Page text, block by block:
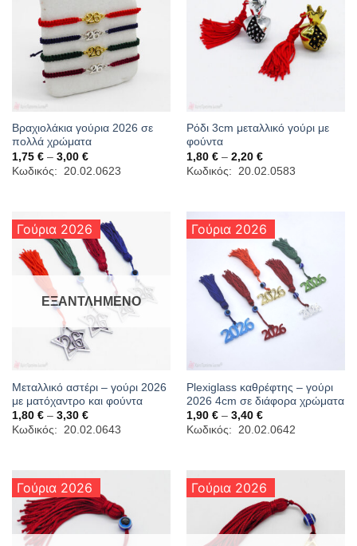
Βραχιολάκια γούρια 2026 σε
πολλά χρώματα
1,75 € – 3,00 €Price
range:
1,75 €
Κωδικός: 20.02.0623
Ρόδι 3cm μεταλλικό γούρι με
φούντα
1,80 € – 2,20 €Price
range:
1,80 €
Κωδικός: 20.02.0583
Γούρια 2026
ΕΞΑΝΤΛΗΜΈΝΟ
Μεταλλικό αστέρι – γούρι 2026
με ματόχαντρο και φούντα
1,80 € – 3,30 €Price
range:
1,80 €
Κωδικός: 20.02.0643
Γούρια 2026
Plexiglass καθρέφτης – γούρι
2026 4cm σε διάφορα χρώματα
1,90 € – 3,40 €Price
range:
1,90 €
Κωδικός: 20.02.0642
Γούρια 2026 Γούρια 2026